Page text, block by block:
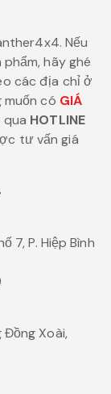
Nếu
hãy ghé
các địa chỉ ở
muốn có GIÁ
qua HOTLINE
tư vấn giá
7, P. Hiệp Bình
Xoài,